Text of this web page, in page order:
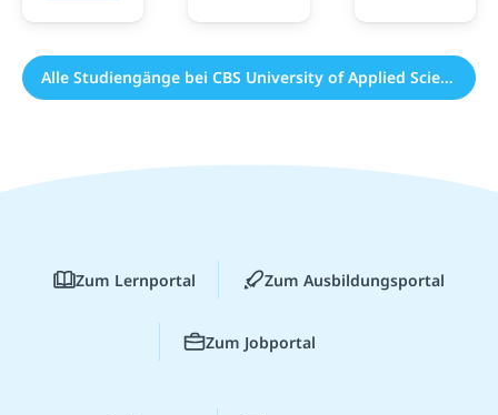
Alle Studiengänge bei CBS University of Applied Sciences (97)
Zum Lernportal Zum Ausbildungsportal
Zum Jobportal